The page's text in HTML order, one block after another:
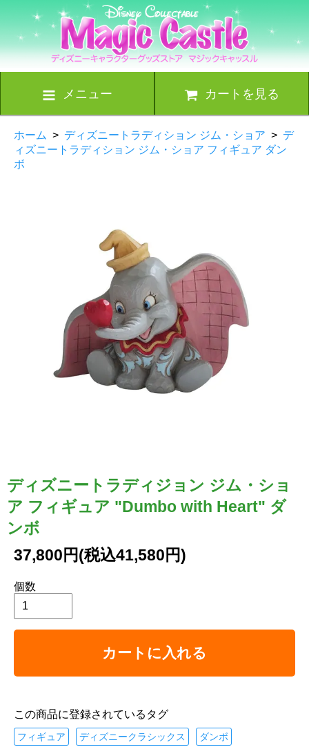
メニュー カートを見る
ホーム > ディズニートラディション ジム・ショア > デ
ィズニートラディション ジム・ショア フィギュア ダン
ボ
ディズニートラディジョン ジム・ショ
ア フィギュア "Dumbo with Heart" ダ
ンボ
37,800円(税込41,580円)
個数
カートに入れる
この商品に登録されているタグ
フィギュア ディズニークラシックス ダンボ